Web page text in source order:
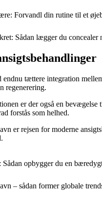
Forvandl din rutine til et
Sådan lægger du concealer
endnu tættere integration
regenerering.
er der også en
forstås som helhed.
er rejsen for moderne
Sådan opbygger du en
– sådan former globale